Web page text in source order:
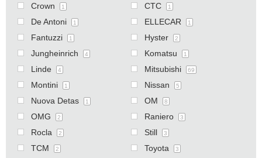
Crown 1 CTC 1
De Antoni 1 ELLECAR 1
Fantuzzi 1 Hyster 2
Jungheinrich 4 Komatsu 1
Linde 4 Mitsubishi 69
Montini 1 Nissan 5
Nuova Detas 1 OM 8
OMG 2 Raniero 3
Rocla 2 Still 3
TCM 2 Toyota 3